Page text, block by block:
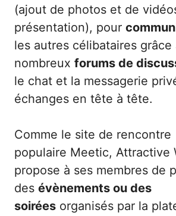
(ajout de photos et de
présentation), pour
les autres célibataires grâce
nombreux forums de
le chat et la messagerie
échanges en tête à tête.
Comme le site de rencontre
populaire Meetic, Attractive
propose à ses membres de
des évènements ou des
soirées organisés par la